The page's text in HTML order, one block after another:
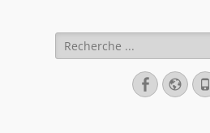
Rechercher :
Facebook
Site
web